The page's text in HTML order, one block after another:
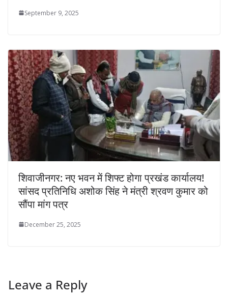
September 9, 2025
शिवाजीनगर: नए भवन में शिफ्ट होगा प्रखंड कार्यालय!
सांसद प्रतिनिधि अशोक सिंह ने मंत्री श्रवण कुमार को
सौंपा मांग पत्र
December 25, 2025
Leave a Reply